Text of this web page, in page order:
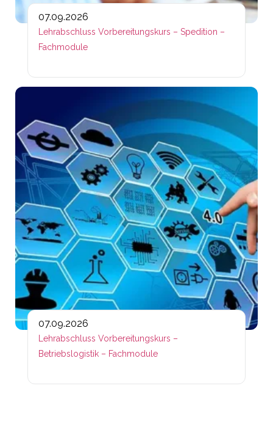
07.09.2026
Lehrabschluss Vorbereitungskurs – Spedition –
Fachmodule
07.09.2026
Lehrabschluss Vorbereitungskurs –
Betriebslogistik – Fachmodule